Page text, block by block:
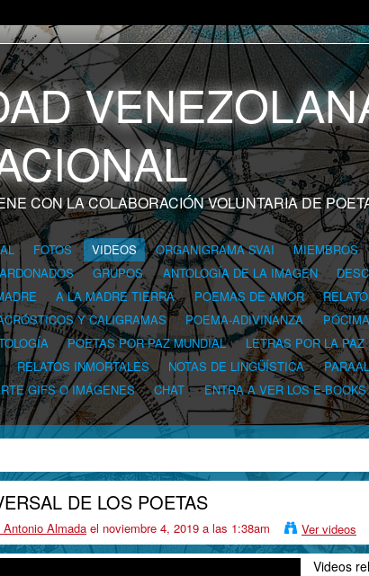
CON LA COLABORACIÓN VOLUNTARIA DE
FOTOS VIDEOS ORGANIGRAMA SVAI MIEMBROS
GRUPOS ANTOLOGÍA DE LA IMAGEN
A LA MADRE TIERRA POEMAS DE AMOR
Y CALIGRAMAS POEMA-ADIVINANZA
POETAS POR PAZ MUNDIAL LETRAS POR LA PAZ
RELATOS INMORTALES NOTAS DE LINGÜÍSTICA
GIFS O IMÁGENES CHAT ENTRA A VER LOS E-BOOKS
DE LOS POETAS
Antonio Almada el noviembre 4, 2019 a las 1:38am Ver videos
Videos